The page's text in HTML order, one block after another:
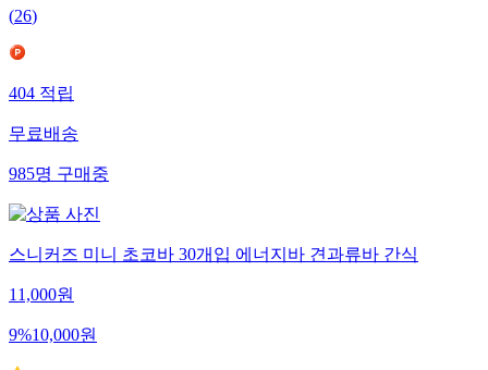
(26)
404적립
무료배송
985명구매중
스니커즈 미니 초코바 30개입 에너지바 견과류바 간식
11,000원
9%10,000원